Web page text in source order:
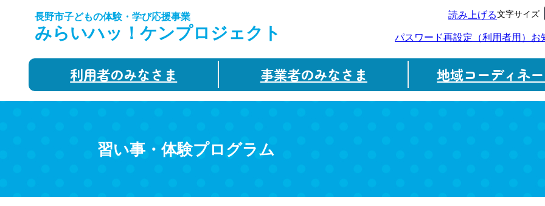
長野市子どもの体験・学び応援事業
みらいハッ！ケンプロジェクト
読み上げる文字サイズ
パスワード再設定（利用者用） お
利用者のみなさま 事業者のみなさま 地域コーディネ
習い事・体験プログラム